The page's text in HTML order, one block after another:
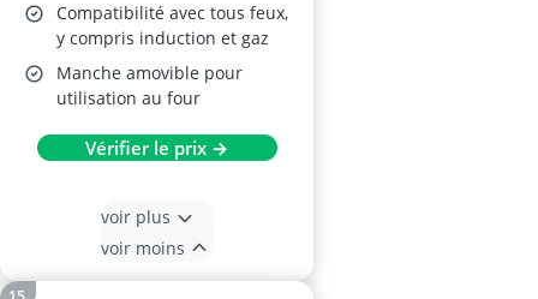
Compatibilité avec tous feux,
y compris induction et gaz
Manche amovible pour
utilisation au four
Vérifier le prix →
voir plus
voir moins